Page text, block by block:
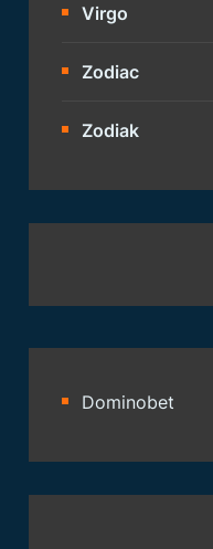
Virgo
Zodiac
Zodiak
Dominobet